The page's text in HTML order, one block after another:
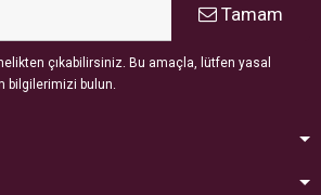
Tamam
çıkabilirsiniz. Bu amaçla, lütfen yasal
bilgilerimizi bulun.